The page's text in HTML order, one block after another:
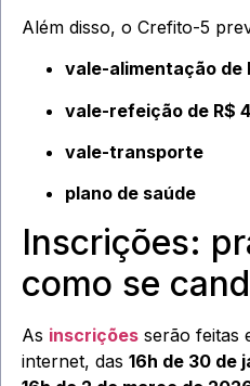
Além disso, o Crefito-5
vale-alimentação de
vale-refeição de R$
vale-transporte
plano de saúde
Inscrições:
como se
As inscrições serão feitas
internet, das 16h de 30 de